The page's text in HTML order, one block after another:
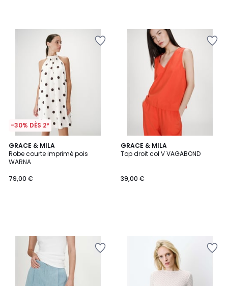
-30% DÈS 2*
GRACE & MILA
Robe courte imprimé pois
WARNA
79,00 €
GRACE & MILA
Top droit col V VAGABOND
39,00 €